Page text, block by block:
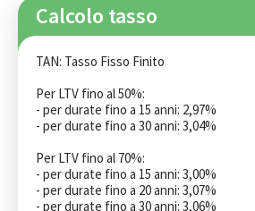
Calcolo tasso
TAN: Tasso Fisso Finito
Per LTV fino al 50%:
- per durate fino a 15 anni: 2,97%
- per durate fino a 30 anni: 3,04%
Per LTV fino al 70%:
- per durate fino a 15 anni: 3,00%
- per durate fino a 20 anni: 3,07%
- per durate fino a 30 anni: 3,06%